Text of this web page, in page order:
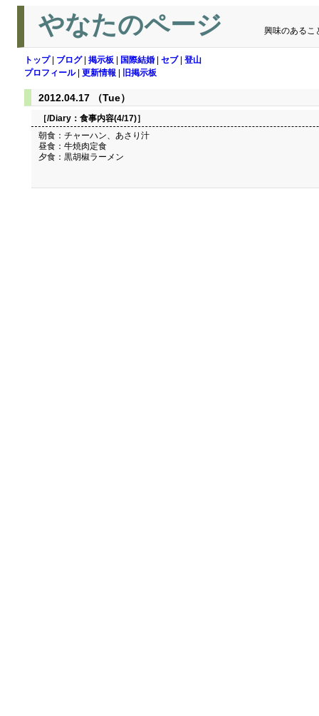
やなたのページ 興味のあるこ
トップ| ブログ| 掲示板 国際結婚 セブ| 登山
プロフィール| 更新情報 旧掲示板
2012.04.17 （Tue）
［/Diary： 食事内容(4/17)］
朝食：チャーハン、あさり汁
昼食：牛焼肉定食
夕食：黒胡椒ラーメン